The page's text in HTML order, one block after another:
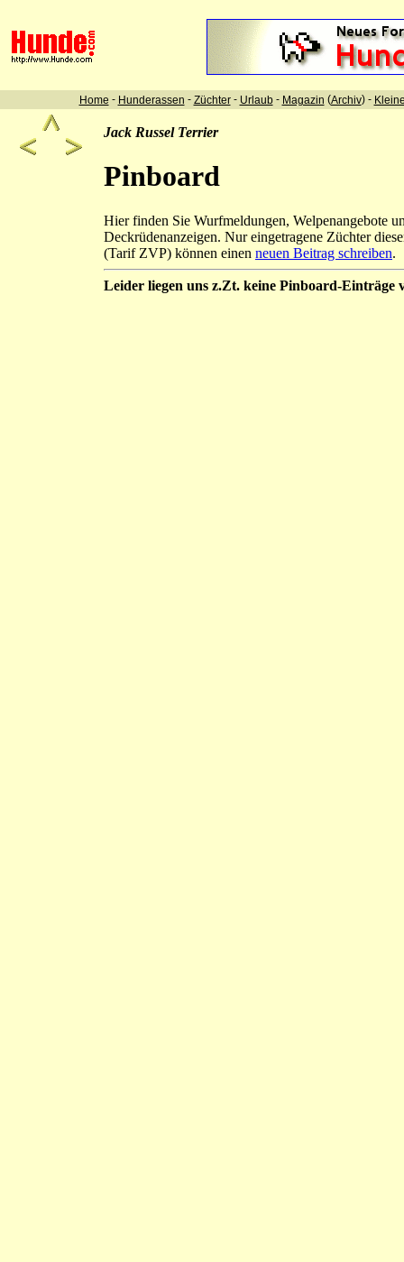
Home - Hunderassen - Züchter- Urlaub- Magazin (Archiv) -
Jack Russel Terrier
Pinboard
Hier finden Sie Wurfmeldungen, Welpenangebote
Deckrüdenanzeigen. Nur eingetragene Züchter
(Tarif ZVP) können einen neuen Beitrag schreiben.
Leider liegen uns z.Zt. keine Pinboard-Einträge